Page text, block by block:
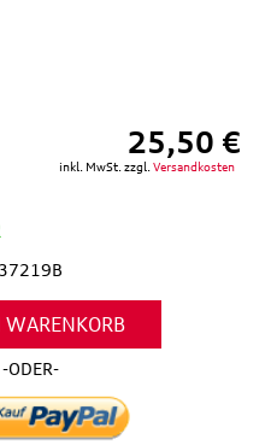
25,50 €
inkl. MwSt. zzgl. Versandkosten
-ODER-